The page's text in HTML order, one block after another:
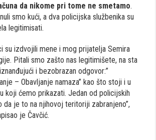
da nikome pri tome ne smetamo.
smo kući, a dva policijska službenika su
legitimisati.
su izdvojili mene i mog prijatelja Semira
Pitali smo zašto nas legitimišete, na sta
i bezobrazan odgovor:”
– Obavljanje namaza” kao što stoji i u
koji ćemo prikazati. Jedan od policijskih
da je to na njihovoj teritoriji zabranjeno”,
je Čavčić.